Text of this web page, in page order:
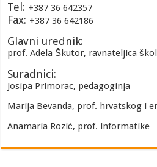
Tel: +387 36 642357
Fax: +387 36 642186
Glavni urednik:
prof. Adela Škutor, ravnateljica
Suradnici:
Josipa Primorac, pedagoginja
Marija Bevanda, prof. hrvatskog i
Anamaria Rozić, prof. informatike